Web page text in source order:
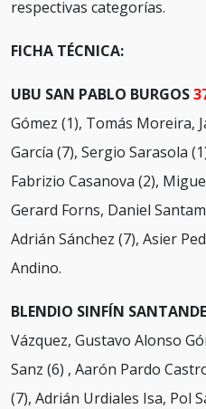
respectivas categorías.
FICHA TÉCNICA:
UBU SAN PABLO BURGOS
Gómez (1), Tomás Moreira,
García (7), Sergio Sarasola
Fabrizio Casanova (2),
Gerard Forns, Daniel
Adrián Sánchez (7), Asier
Andino.
BLENDIO SINFÍN
Vázquez, Gustavo Alonso
Sanz (6) , Aarón Pardo
(7), Adrián Urdiales Isa, Pol